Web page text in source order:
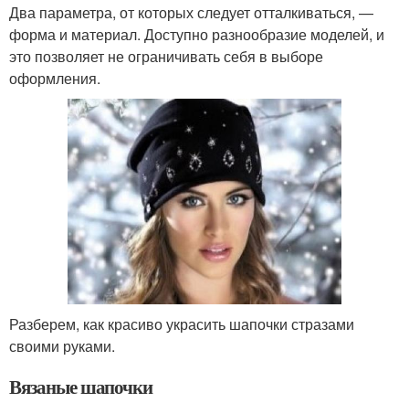
Два параметра, от которых следует отталкиваться, —
форма и материал. Доступно разнообразие моделей, и
это позволяет не ограничивать себя в выборе
оформления.
Разберем, как красиво украсить шапочки стразами
своими руками.
Вязаные шапочки